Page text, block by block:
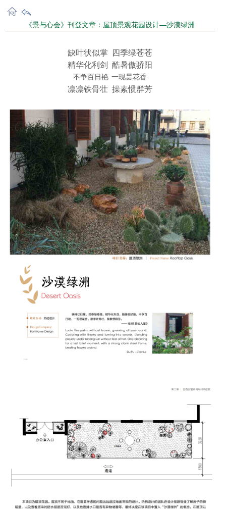
《景与心会》刊登文章：屋顶景观花园设计—沙漠绿洲
缺叶状似掌 四季绿苍苍
精华化利剑 酷暑傲骄阳
不争百 日艳 一现昙花香
凛凛铁骨壮 操素惯群芳